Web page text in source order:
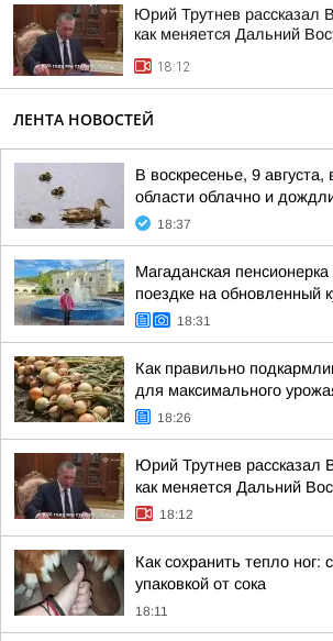
Юрий Трутнев рассказал
как меняется Дальний
18:12
ЛЕНТА НОВОСТЕЙ
В воскресенье, 9 августа,
области облачно и
18:37
Магаданская пенсионерка
поездке на обновленный
18:31
Как правильно
для максимального
18:26
Юрий Трутнев рассказал
как меняется Дальний
18:12
Как сохранить тепло ног:
упаковкой от сока
18:11